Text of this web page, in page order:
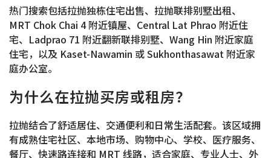
热门搜索包括拉抛独栋住宅出售、拉抛联排别墅出租、
MRT Chok Chai 4 附近镇屋、Central Lat Phrao 附近住
宅、Ladprao 71 附近翻新联排别墅、Wang Hin 附近家庭
住宅，以及 Kaset-Nawamin 或 Sukhonthasawat 附近家
庭办公室。
为什么在拉抛买房或租房？
拉抛结合了舒适居住、交通便利和日常生活配套。该区域拥
有成熟住宅社区、本地市场、购物中心、学校、医疗服务、
餐厅、快速路连接和 MRT 线路，适合家庭、专业人士、外